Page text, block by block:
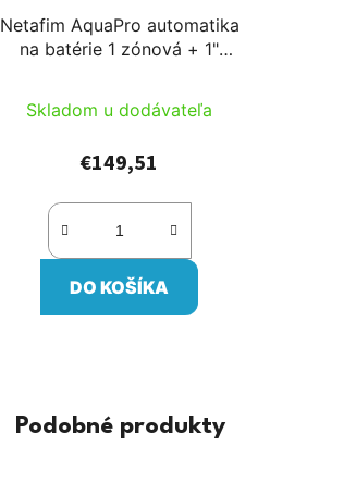
Netafim AquaPro automatika
na batérie 1 zónová + 1"
Skladom u dodávateľa
€149,51
DO KOŠÍKA
Podobné produkty